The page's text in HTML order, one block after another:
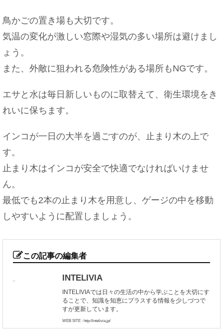
鳥かごの置き場も大切です。
気温の変化が激しい窓際や湿気の多い場所は避けまし
ょう。
また、外敵に狙われる危険性がある場所もNGです。
エサと水は毎日新しいものに取替えて、衛生環境をき
れいに保ちます。
インコが一日の大半を過ごすのが、止まり木の上で
す。
止まり木はインコが安全で快適でなければいけませ
ん。
最低でも2本の止まり木を用意し、ゲージの中を移動
しやすいように配置しましょう。
この記事の編集者
INTELIVIA
INTELIVIAでは日々の生活の中から学ぶことを大切にす
ることで、知識を知恵にプラスする情報を少しづつで
すが更新しています。
WEB SITE : http://intelivia.jp/